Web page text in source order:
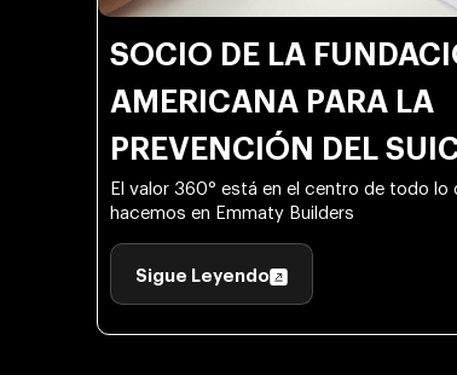
SOCIO DE LA
AMERICANA PARA LA
PREVENCIÓN DEL
El valor 360° está en el centro de todo lo
hacemos en Emmaty Builders
Sigue Leyendo